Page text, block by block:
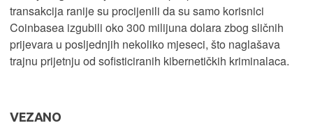
transakcija ranije su procijenili da su samo korisnici
Coinbasea izgubili oko 300 milijuna dolara zbog sličnih
prijevara u posljednjih nekoliko mjeseci, što naglašava
trajnu prijetnju od sofisticiranih kibernetičkih kriminalaca.
VEZANO